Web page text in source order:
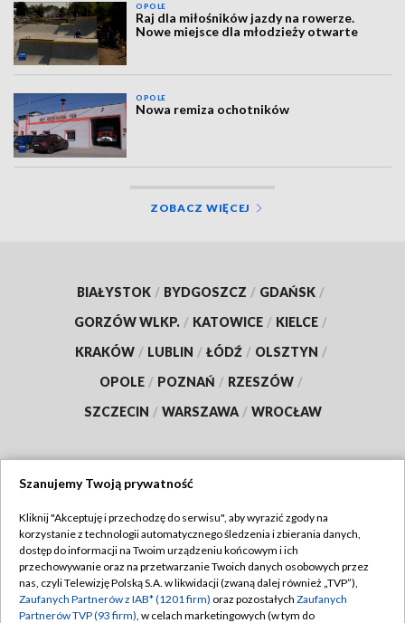
OPOLE
Raj dla miłośników jazdy na rowerze.
Nowe miejsce dla młodzieży otwarte
OPOLE
Nowa remiza ochotników
ZOBACZ WIĘCEJ
BIAŁYSTOK / BYDGOSZCZ / GDAŃSK /
GORZÓW WLKP. / KATOWICE / KIELCE /
KRAKÓW / LUBLIN / ŁÓDŹ / OLSZTYN /
OPOLE / POZNAŃ / RZESZÓW /
SZCZECIN / WARSZAWA / WROCŁAW
TVP
Abonament TVP
Emisja w TVP
Regulamin TVP
Polityka prywatności
Szanujemy Twoją prywatność
Kliknij "Akceptuję i przechodzę do serwisu", aby wyrazić zgody na
korzystanie z technologii automatycznego śledzenia i zbierania danych,
dostęp do informacji na Twoim urządzeniu końcowym i ich
przechowywanie oraz na przetwarzanie Twoich danych osobowych przez
nas, czyli Telewizję Polską S.A. w likwidacji (zwaną dalej również „TVP”),
Zaufanych Partnerów z IAB* (1201 firm) oraz pozostałych Zaufanych
Partnerów TVP (93 firm), w celach marketingowych (w tym do